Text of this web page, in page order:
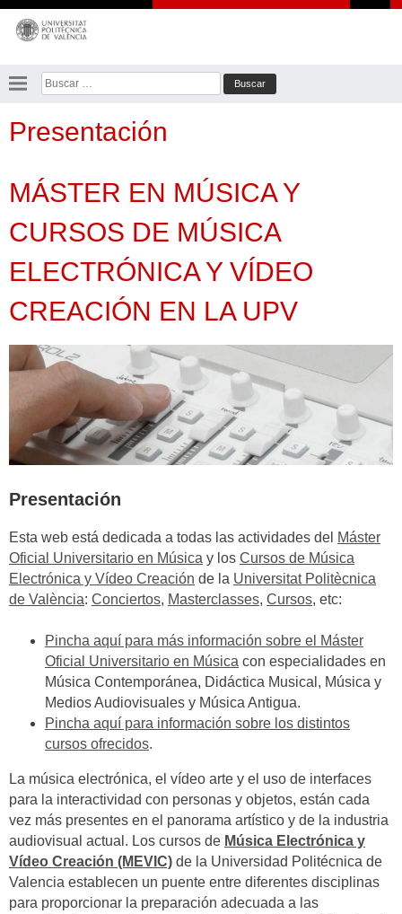
Saltar
contenido
Buscar:
Presentación
MÁSTER EN MÚSICA Y
CURSOS DE MÚSICA
ELECTRÓNICA Y VÍDEO
CREACIÓN EN LA UPV
Presentación
Esta web está dedicada a todas las actividades del Máster
Oficial Universitario en Música y los Cursos de Música
Electrónica y Vídeo Creación de la Universitat Politècnica
de València: Conciertos, Masterclasses, Cursos, etc:
Pincha aquí para más información sobre el Máster
Oficial Universitario en Música con especialidades en
Música Contemporánea, Didáctica Musical, Música y
Medios Audiovisuales y Música Antigua.
Pincha aquí para información sobre los distintos
cursos ofrecidos.
La música electrónica, el vídeo arte y el uso de interfaces
para la interactividad con personas y objetos, están cada
vez más presentes en el panorama artístico y de la industria
audiovisual actual. Los cursos de Música Electrónica y
Vídeo Creación (MEVIC) de la Universidad Politécnica de
Valencia establecen un puente entre diferentes disciplinas
para proporcionar la preparación adecuada a las